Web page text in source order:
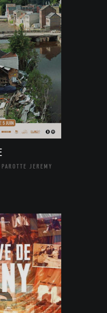
JEREMY